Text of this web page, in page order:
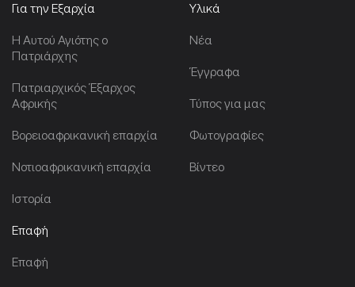
Για την Εξαρχία
Η Αυτού Αγιότης ο
Πατριάρχης
Πατριαρχικός Έξαρχος
Αφρικής
Βορειοαφρικανική επαρχία
Νοτιοαφρικανική επαρχία
Ιστορία
Υλικά
Νέα
Έγγραφα
Τύπος για μας
Φωτογραφίες
Βίντεο
Επαφή
Επαφή